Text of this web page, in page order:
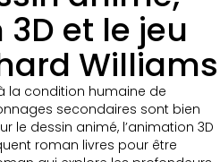
et le jeu
Williams
la condition humaine de
secondaires sont bien
le dessin animé, l’animation 3D
roman livres pour être